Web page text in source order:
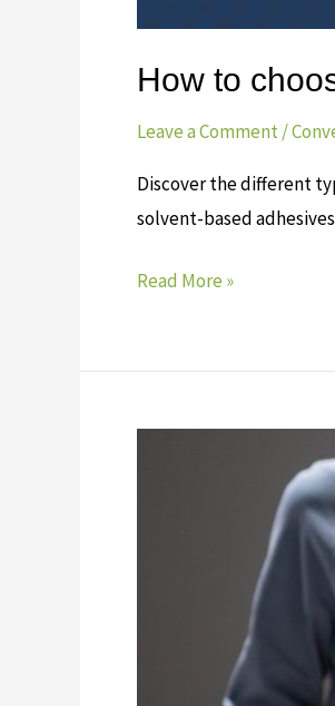
How to
Leave a Comment/
Discover the different
solvent-based
Read More »